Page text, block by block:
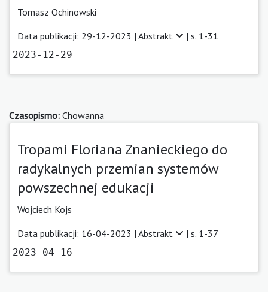
Tomasz Ochinowski
Data publikacji: 29-12-2023 | Abstrakt | s. 1-31
2023-12-29
Czasopismo: Chowanna
Tropami Floriana Znanieckiego do
radykalnych przemian systemów
powszechnej edukacji
Wojciech Kojs
Data publikacji: 16-04-2023 | Abstrakt | s. 1-37
2023-04-16